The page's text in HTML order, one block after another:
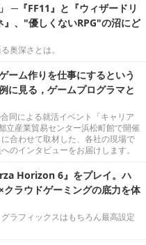
─『FF11』と『ウィザードリ
』、"優しくないRPG"の沼にど
奥深さとは。
ーム作りを仕事にするという
に見る，ゲームプログラマと
同による就活イベント「キャリア
立産業貿易センター浜松町館で開催
合わせて取材した、各社の現場で
のインタビューをお届けします。
Horizon 6』をプレイ。ハ
クラウドゲーミングの底力を体
ラフィックスはもちろん最高設定